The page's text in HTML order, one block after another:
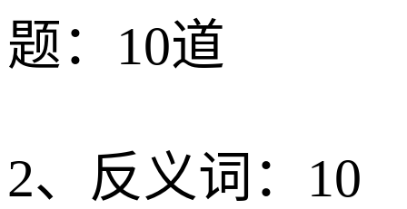
题：10道
2、反义词：10